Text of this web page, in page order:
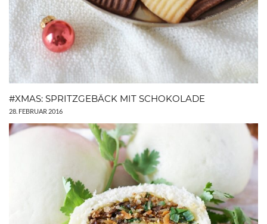
#XMAS: SPRITZGEBÄCK MIT SCHOKOLADE
28. FEBRUAR 2016